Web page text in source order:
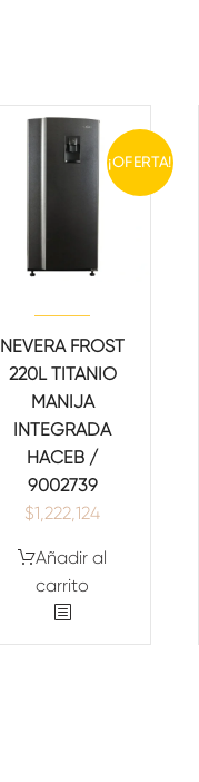
¡OFERTA!
NEVERA FROST
220L TITANIO
MANIJA
INTEGRADA
HACEB /
9002739
$1,222,124
Añadir al
carrito